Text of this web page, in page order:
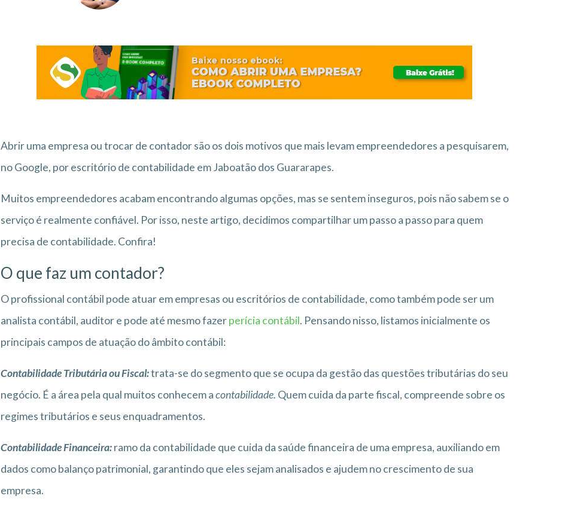
Abrir uma empresa ou trocar de contador são os dois motivos que mais levam empreendedores a pesquisarem,
no Google, por escritório de contabilidade em Jaboatão dos Guararapes.
Muitos empreendedores acabam encontrando algumas opções, mas se sentem inseguros, pois não sabem se o
serviço é realmente confiável. Por isso, neste artigo, decidimos compartilhar um passo a passo para quem
precisa de contabilidade. Confira!
O que faz um contador?
O profissional contábil pode atuar em empresas ou escritórios de contabilidade, como também pode ser um
analista contábil, auditor e pode até mesmo fazerperícia contábil. Pensando nisso, listamos inicialmente os
principais campos de atuação do âmbito contábil:
Contabilidade Tributária ou Fiscal:trata-se do segmento que se ocupa da gestão das questões tributárias do seu
negócio. É a área pela qual muitos conhecem acontabilidade. Quem cuida da parte fiscal, compreende sobre os
regimes tributários e seus enquadramentos.
Contabilidade Financeira:ramo da contabilidade que cuida da saúde financeira de uma empresa, auxiliando em
dados como balanço patrimonial, garantindo que eles sejam analisados e ajudem no crescimento de sua
empresa.